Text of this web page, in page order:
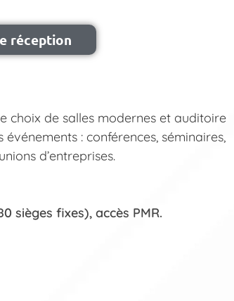
réception
choix de salles modernes et auditoire
: conférences, séminaires,
d’entreprises.
sièges fixes), accès PMR.